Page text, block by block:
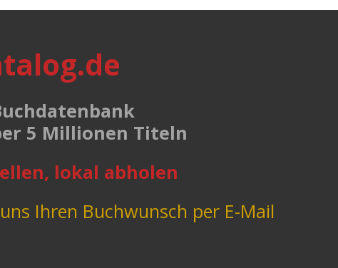
5 Millionen Titeln
lokal abholen
Ihren Buchwunsch per E-Mail